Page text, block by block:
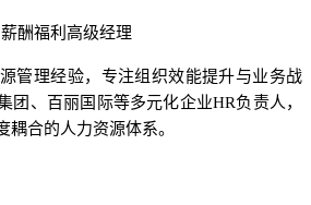
薪酬福利高级经理
管理经验，专注组织效能提升与业务战
团、百丽国际等多元化企业HR负责人，
耦合的人力资源体系。